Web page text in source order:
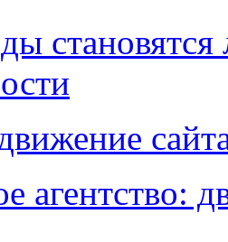
агентство: